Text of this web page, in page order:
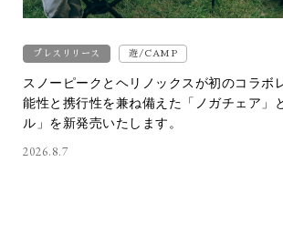
プレスリリース 遊/CAMP
スノーピークとヘリノックスが初のコラ
能性と携行性を兼ね備えた「ノガチェア」
ル」を新発売いたします。
2026.8.7